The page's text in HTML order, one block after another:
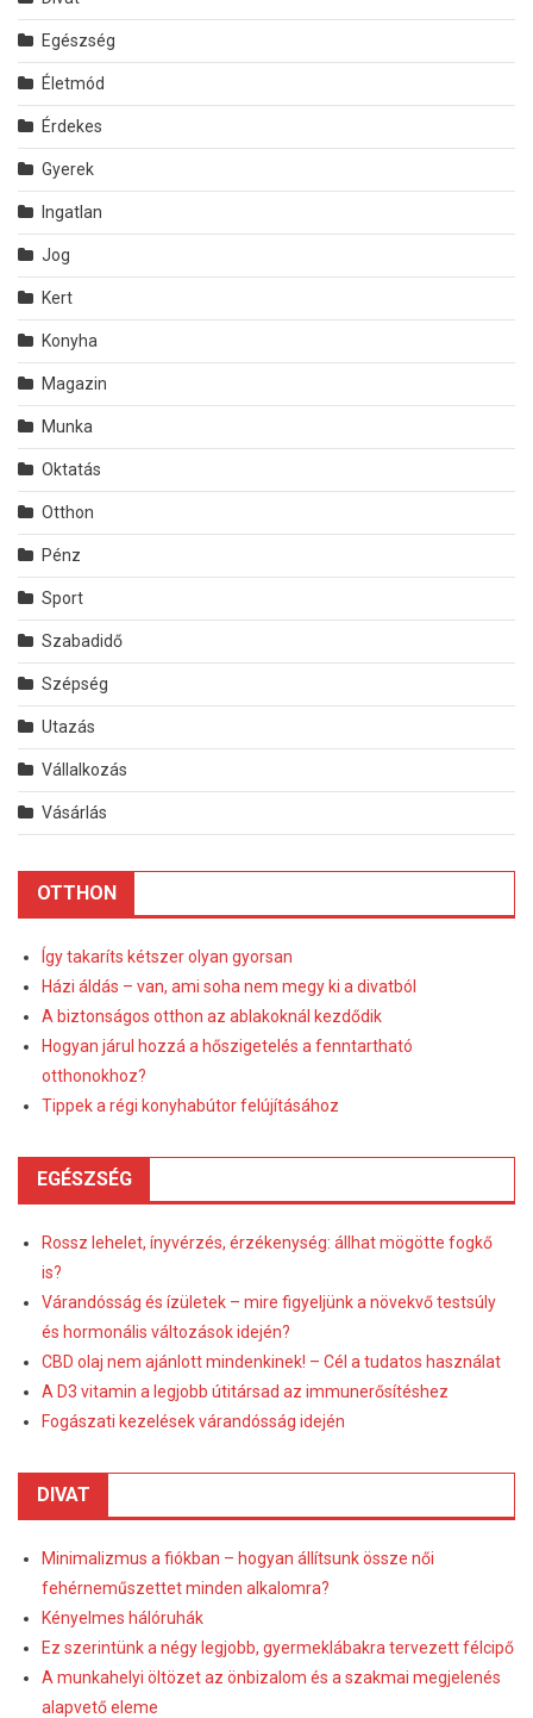
Egészség
Életmód
Érdekes
Gyerek
Ingatlan
Jog
Kert
Konyha
Magazin
Munka
Oktatás
Otthon
Pénz
Sport
Szabadidő
Szépség
Utazás
Vállalkozás
Vásárlás
OTTHON
Így takaríts kétszer olyan gyorsan
Házi áldás – van, ami soha nem megy ki a divatból
A biztonságos otthon az ablakoknál kezdődik
Hogyan járul hozzá a hőszigetelés a fenntartható
otthonokhoz?
Tippek a régi konyhabútor felújításához
EGÉSZSÉG
Rossz lehelet, ínyvérzés, érzékenység: állhat mögötte fogkő
is?
Várandósság és ízületek – mire figyeljünk a növekvő testsúly
és hormonális változások idején?
CBD olaj nem ajánlott mindenkinek! – Cél a tudatos használat
A D3 vitamin a legjobb útitársad az immunerősítéshez
Fogászati kezelések várandósság idején
DIVAT
Minimalizmus a fiókban – hogyan állítsunk össze női
fehérneműszettet minden alkalomra?
Kényelmes hálóruhák
Ez szerintünk a négy legjobb, gyermeklábakra tervezett félcipő
A munkahelyi öltözet az önbizalom és a szakmai megjelenés
alapvető eleme